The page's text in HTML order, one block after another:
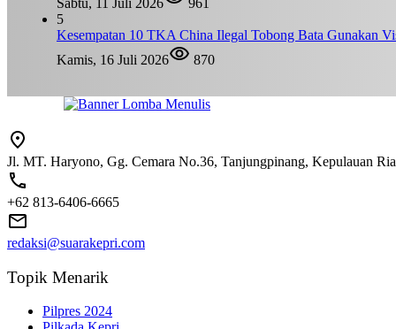
Sabtu, 11 Juli 2026
961
5
Kesempatan 10 TKA China Ilegal Tobong Bata Gunakan
Kamis, 16 Juli 2026
870
Jl. MT. Haryono, Gg. Cemara No.36, Tanjungpinang, Kepulauan
+62 813-6406-6665
redaksi@suarakepri.com
Topik Menarik
Pilpres 2024